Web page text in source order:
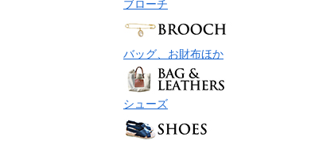
ブローチ
バッグ、お財布ほか
シューズ